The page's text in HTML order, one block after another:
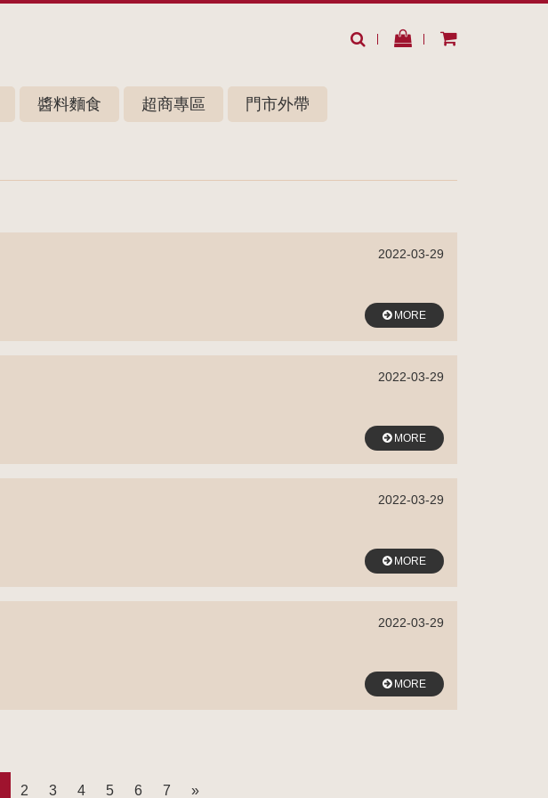
醬料麵食 超商專區 門市外帶
2022-03-29
MORE
2022-03-29
MORE
2022-03-29
MORE
2022-03-29
MORE
2 3 4 5 6 7 »